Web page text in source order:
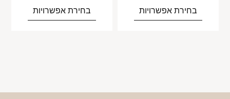
בחירת אפשרויות בחירת אפשרויות